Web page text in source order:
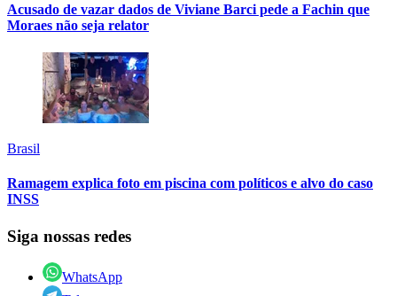
Acusado de vazar dados de Viviane Barci pede a Fachin que
Moraes não seja relator
Brasil
Ramagem explica foto em piscina com políticos e alvo do caso
INSS
Siga nossas redes
WhatsApp